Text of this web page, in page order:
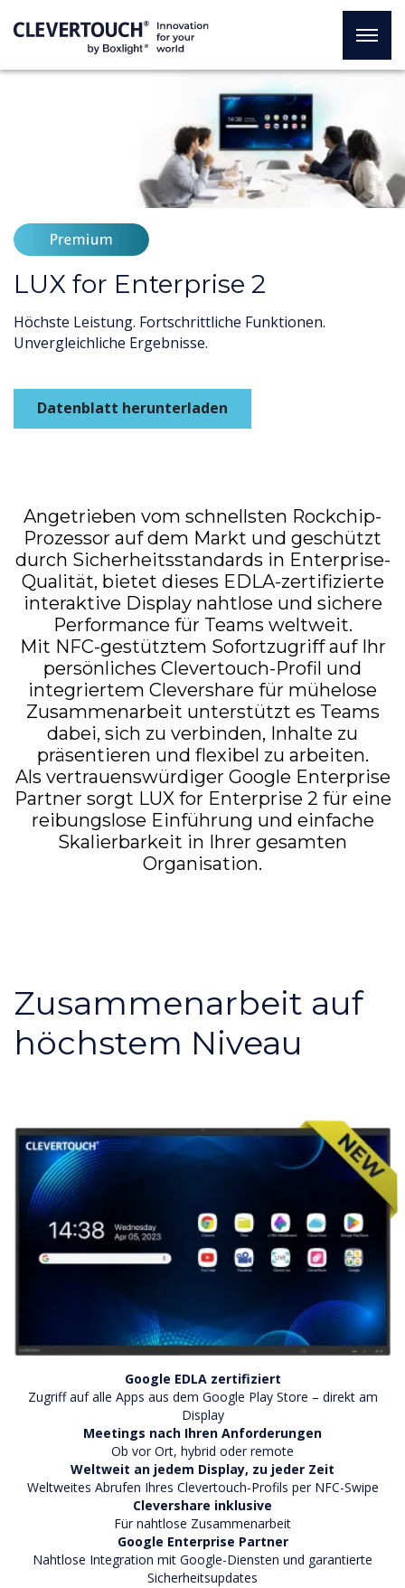
LUX for Enterprise 2
Höchste Leistung. Fortschrittliche Funktionen.
Unvergleichliche Ergebnisse.
Datenblatt herunterladen
Angetrieben vom schnellsten Rockchip-
Prozessor auf dem Markt und geschützt
durch Sicherheitsstandards in Enterprise-
Qualität, bietet dieses EDLA-zertifizierte
interaktive Display nahtlose und sichere
Performance für Teams weltweit.
Mit NFC-gestütztem Sofortzugriff auf Ihr
persönliches Clevertouch-Profil und
integriertem Clevershare für mühelose
Zusammenarbeit unterstützt es Teams
dabei, sich zu verbinden, Inhalte zu
präsentieren und flexibel zu arbeiten.
Als vertrauenswürdiger Google Enterprise
Partner sorgt LUX for Enterprise 2 für eine
reibungslose Einführung und einfache
Skalierbarkeit in Ihrer gesamten
Organisation.
Zusammenarbeit auf
höchstem Niveau
Google EDLA zertifiziert
Zugriff auf alle Apps aus dem Google Play Store – direkt am
Display
Meetings nach Ihren Anforderungen
Ob vor Ort, hybrid oder remote
Weltweit an jedem Display, zu jeder Zeit
Weltweites Abrufen Ihres Clevertouch-Profils per NFC-Swipe
Clevershare inklusive
Für nahtlose Zusammenarbeit
Google Enterprise Partner
Nahtlose Integration mit Google-Diensten und garantierte
Sicherheitsupdates